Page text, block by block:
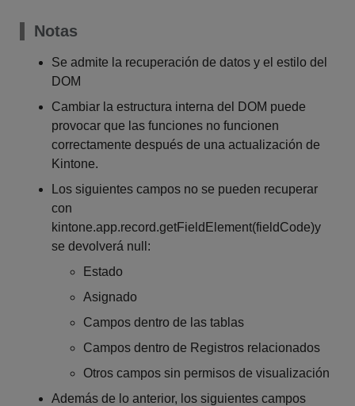
Notas
Se admite la recuperación de datos y el estilo del
DOM
Cambiar la estructura interna del DOM puede
provocar que las funciones no funcionen
correctamente después de una actualización de
Kintone.
Los siguientes campos no se pueden recuperar
con
kintone.app.record.getFieldElement(fieldCode)y
se devolverá null:
Estado
Asignado
Campos dentro de las tablas
Campos dentro de Registros relacionados
Otros campos sin permisos de visualización
Además de lo anterior, los siguientes campos